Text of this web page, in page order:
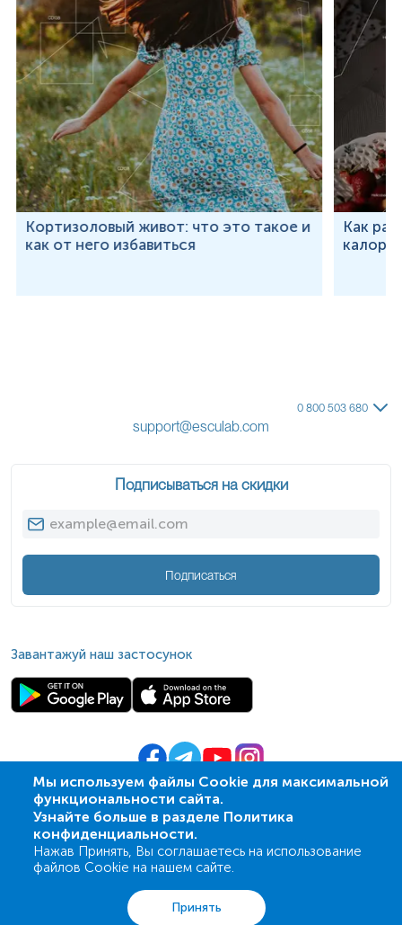
Кортизоловый живот: что это такое и
как от него избавиться
Как
Мы используем файлы Cookie для максимальной
функциональности сайта.
Узнайте больше в разделе Политика
конфиденциальности.
Нажав Принять, Вы соглашаетесь на использование
файлов Cookie на нашем сайте.
Принять
0 800 503 680
support@esculab.com
Подписываться на скидки
Подписаться
Завантажуй наш застосунок
© 2009- 2026| ПСМЛ «Ескулаб»
Акции Корзина